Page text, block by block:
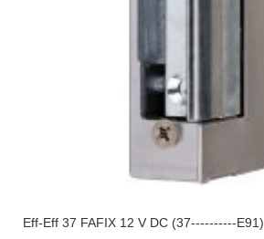
Eff-Eff 37 FAFIX 12 V DC (37----------E91)